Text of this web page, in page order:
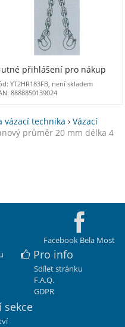
přihlášení pro nákup
YT2HR183FB, není skladem
8888850139024
vázací technika ›Vázací
průměr 20 mm délka 4
Facebook Bela Most
Pro info
Sdílet stránku
F.A.Q.
GDPR
sekce